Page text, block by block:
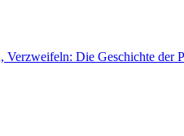
Verzweifeln: Die Geschichte der